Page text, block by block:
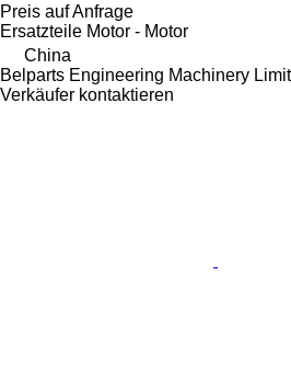
Preis auf Anfrage
Ersatzteile Motor - Motor
China
Belparts Engineering Machinery
Verkäufer kontaktieren